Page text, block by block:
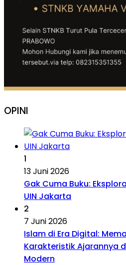
OPINI
1
13 Juni 2026
Gak Cuma Buku:
UIN Jakarta
2
7 Juni 2026
Islam di Era Digital:
Karakteristik Ajarannya
Modern